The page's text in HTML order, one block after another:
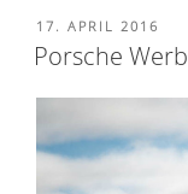
VERÖFFENTLICHT
AM
17. APRIL 2016
Porsche